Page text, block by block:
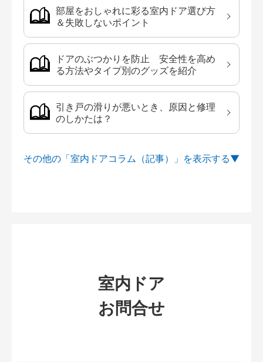
部屋をおしゃれに彩る室内ドア選び方
＆失敗しないポイント
ドアのぶつかりを防止 安全性を高め
る方法やタイプ別のグッズを紹介
引き戸の滑りが悪いとき、原因と修理
のしかたは？
その他の「室内ドアコラム（記事）」を
室内ドア
お問合せ